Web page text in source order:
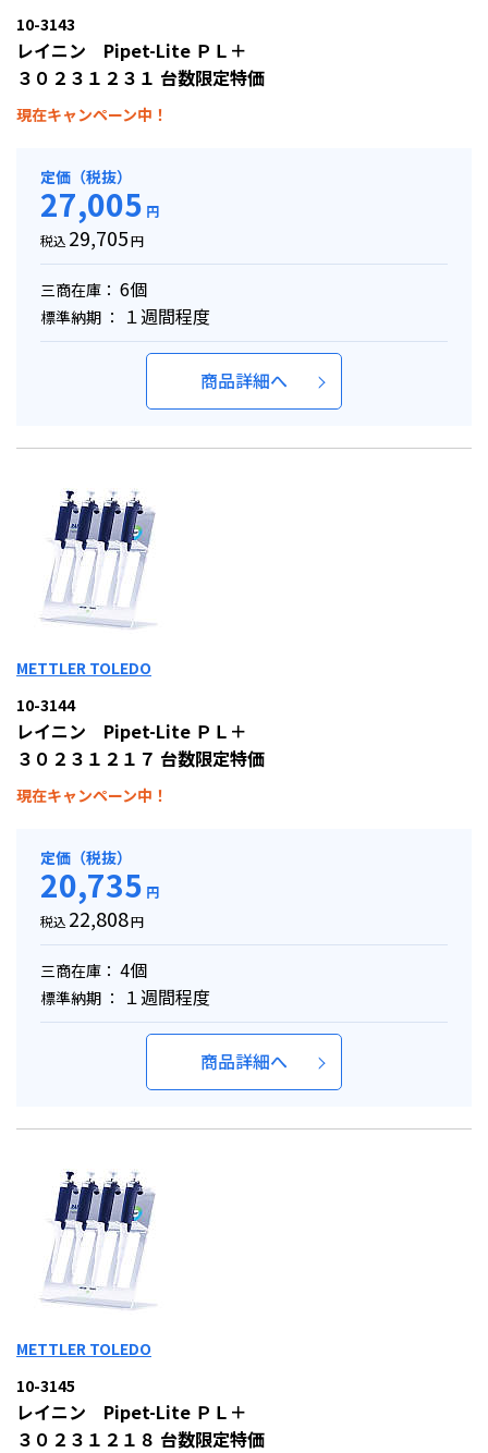
10-3143
レイニン Pipet-Lite ＰＬ＋
３０２３１２３１ 台数限定特価
現在キャンペーン中！
定価（税抜）
27,005 円
税込 29,705円
三商在庫： 6個
標準納期 ： １週間程度
商品詳細へ
METTLER TOLEDO
10-3144
レイニン Pipet-Lite ＰＬ＋
３０２３１２１７ 台数限定特価
現在キャンペーン中！
定価（税抜）
20,735 円
税込 22,808円
三商在庫： 4個
標準納期 ： １週間程度
商品詳細へ
METTLER TOLEDO
10-3145
レイニン Pipet-Lite ＰＬ＋
３０２３１２１８ 台数限定特価